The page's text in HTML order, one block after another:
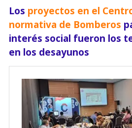
Los proyectos en el
normativa de Bomberos
interés social fueron los
en los desayunos